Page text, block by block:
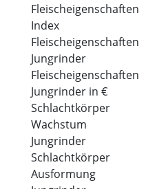
Fleischeigenschaften
Index
Fleischeigenschaften
Jungrinder
Fleischeigenschaften
Jungrinder in €
Schlachtkörper
Wachstum
Jungrinder
Schlachtkörper
Ausformung